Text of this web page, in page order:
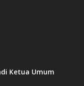
Ketua Umum